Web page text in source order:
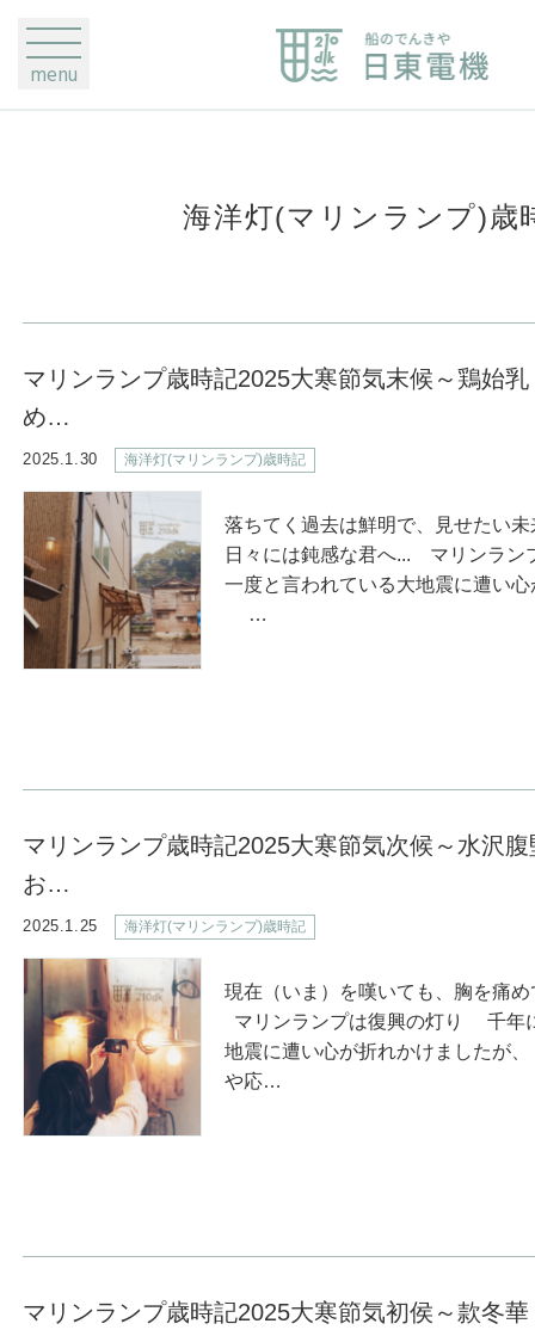
menu
海洋灯(マリンランプ)歳
マリンランプ歳時記2025大寒節気末候～鶏始
め…
2025.1.30 海洋灯(マリンランプ)歳時記
落ちてく過去は鮮明で、見せたい
日々には鈍感な君へ... マリンラ
一度と言われている大地震に遭い
…
マリンランプ歳時記2025大寒節気次候～水沢
お…
2025.1.25 海洋灯(マリンランプ)歳時記
現在（いま）を嘆いても、胸を痛
マリンランプは復興の灯り 千年
地震に遭い心が折れかけました
や応…
マリンランプ歳時記2025大寒節気初侯～款冬